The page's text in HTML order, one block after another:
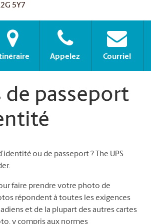
5Y7
Appelez Courriel
de passeport
ou de passeport ? The UPS
faire prendre votre photo de
répondent à toutes les exigences
et de la plupart des autres cartes
y compris aux normes